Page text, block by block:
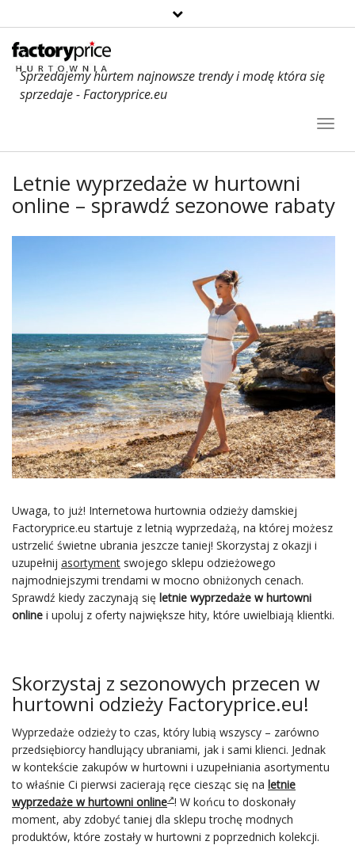
Sprzedajemy hurtem najnowsze trendy i modę która się
sprzedaje - Factoryprice.eu
Letnie wyprzedaże w hurtowni
online – sprawdź sezonowe rabaty
Uwaga, to już! Internetowa hurtownia odzieży damskiej
Factoryprice.eu startuje z letnią wyprzedażą, na której możesz
ustrzelić świetne ubrania jeszcze taniej! Skorzystaj z okazji i
uzupełnij asortyment swojego sklepu odzieżowego
najmodniejszymi trendami w mocno obniżonych cenach.
Sprawdź kiedy zaczynają się letnie wyprzedaże w hurtowni
online i upoluj z oferty największe hity, które uwielbiają klientki.
Skorzystaj z sezonowych przecen w
hurtowni odzieży Factoryprice.eu!
Wyprzedaże odzieży to czas, który lubią wszyscy – zarówno
przedsiębiorcy handlujący ubraniami, jak i sami klienci. Jednak
w kontekście zakupów w hurtowni i uzupełniania asortymentu
to właśnie Ci pierwsi zacierają ręce ciesząc się na letnie
wyprzedaże w hurtowni online ! W końcu to doskonały
moment, aby zdobyć taniej dla sklepu trochę modnych
produktów, które zostały w hurtowni z poprzednich kolekcji.